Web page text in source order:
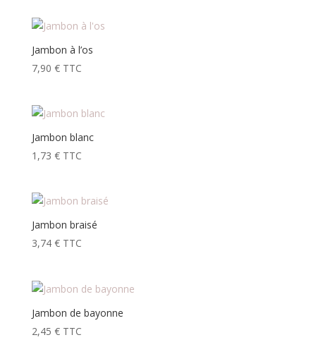
Jambon à l’os
7,90 € TTC
Jambon blanc
1,73 € TTC
Jambon braisé
3,74 € TTC
Jambon de bayonne
2,45 € TTC